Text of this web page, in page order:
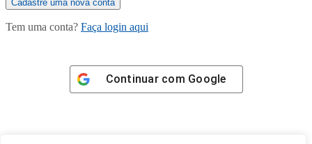
Tem uma conta? Faça login aqui
Continuar com Google